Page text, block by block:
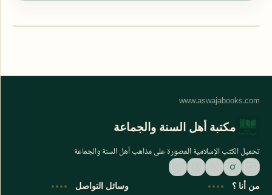
مكتبة أهل السنة والجماعة
تحميل الكتب الإسلامية المصورة على مذاهب أهل السنة والجماعة
من أنا ؟ وسائل التواصل